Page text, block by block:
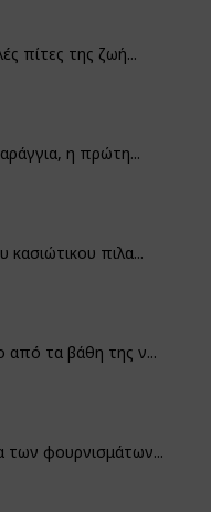
πίτες της ζωή...
η πρώτη...
πιλα...
από τα βάθη της ν...
των φουρνισμάτων...